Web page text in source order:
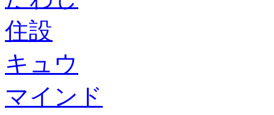
住設
キュウ
マインド